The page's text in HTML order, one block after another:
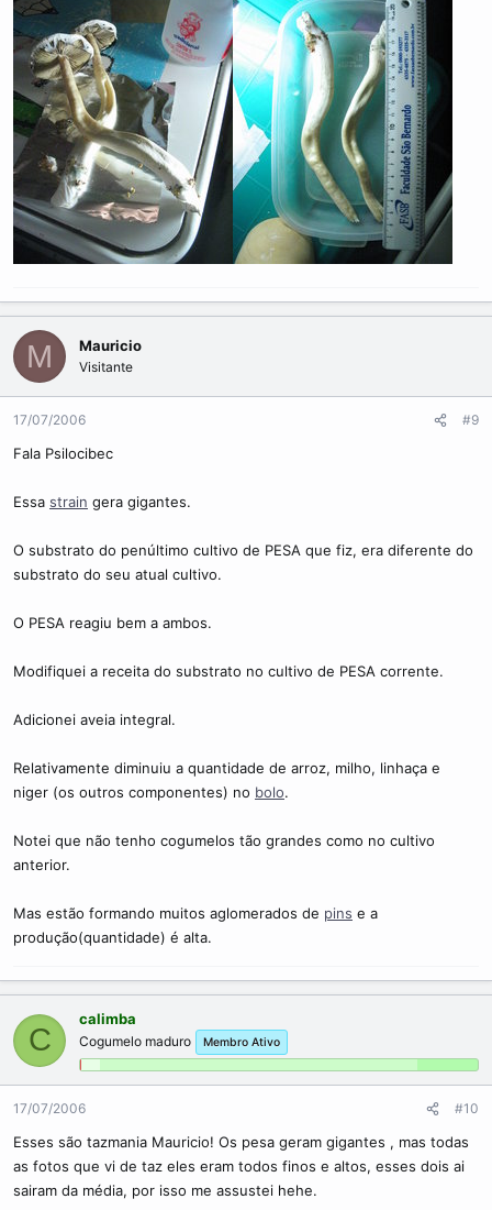
M Mauricio
Visitante
17/07/2006 #9
Fala Psilocibec
Essa strain gera gigantes.
O substrato do penúltimo cultivo de PESA que fiz, era diferente do
substrato do seu atual cultivo.
O PESA reagiu bem a ambos.
Modifiquei a receita do substrato no cultivo de PESA corrente.
Adicionei aveia integral.
Relativamente diminuiu a quantidade de arroz, milho, linhaça e
niger (os outros componentes) no bolo.
Notei que não tenho cogumelos tão grandes como no cultivo
anterior.
Mas estão formando muitos aglomerados de pins e a
produção(quantidade) é alta.
C
calimba
Cogumelo maduro Membro Ativo
17/07/2006 #10
Esses são tazmania Mauricio! Os pesa geram gigantes , mas todas
as fotos que vi de taz eles eram todos finos e altos, esses dois ai
sairam da média, por isso me assustei hehe.